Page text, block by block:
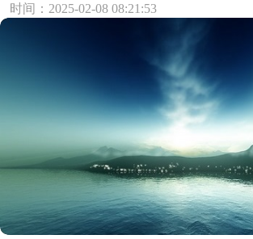
时间：2025-02-08 08:21:53